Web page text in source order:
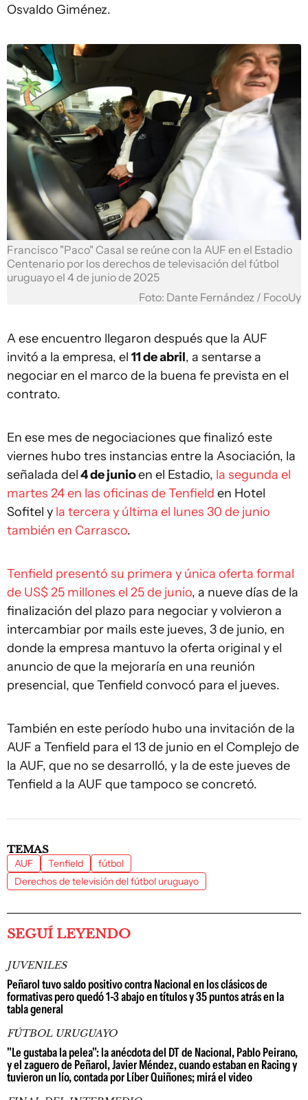
Osvaldo Giménez.
Francisco "Paco" Casal se reúne con la AUF en el Estadio
Centenario por los derechos de televisación del fútbol
uruguayo el 4 de junio de 2025
Foto: Dante Fernández / FocoUy
A ese encuentro llegaron después que la AUF
invitóa la empresa, el 11 de abril, a sentarse a
negociar en el marco de la buena fe prevista en el
contrato.
En ese mes de negociaciones que finalizó este
viernes hubo tres instancias entre la Asociación, la
señalada del4 de junioen el Estadio, la segunda el
martes 24 en las oficinas de Tenfield en Hotel
Sofitel y la tercera y última el lunes 30 de junio
también en Carrasco.
Tenfield presentó su primera y única oferta formal
de US$ 25 millones el 25 de junio, a nueve días de la
finalización del plazo para negociar y volvieron a
intercambiar por mails este jueves, 3 de junio, en
donde la empresa mantuvo la oferta original y el
anuncio de que la mejoraría en una reunión
presencial, que Tenfield convocó para el jueves.
También en este período hubo una invitación de la
AUF a Tenfield para el 13 de junio en el Complejo de
la AUF, que no se desarrolló, y la de este jueves de
Tenfield a la AUF que tampoco se concretó.
TEMAS
AUF Tenfield
fútbol
Derechos de televisión del fútbol uruguayo
SEGUÍ LEYENDO
JUVENILES
Peñarol tuvo saldo positivo contra Nacional en los clásicos de
formativas pero quedó 1-3 abajo en títulos y 35 puntos atrás en la
tabla general
FÚTBOL URUGUAYO
"Le gustaba la pelea": la anécdota del DT de Nacional, Pablo Peirano,
y el zaguero de Peñarol, Javier Méndez, cuando estaban en Racing y
tuvieron un lío, contada por Líber Quiñones; mirá el video